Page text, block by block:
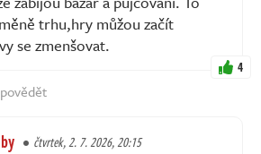
trhu,hry můžou začít
se zmenšovat.
4
čtvrtek, 2. 7. 2026, 20:15